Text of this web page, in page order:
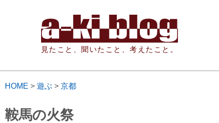
見たこと、聞いたこと、考えたこと。
HOME > 遊ぶ > 京都
鞍馬の火祭